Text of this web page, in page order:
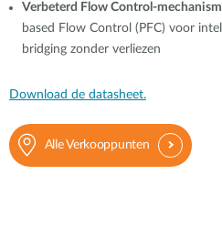
Verbeterd Flow Control-
based Flow Control (PFC) voor
bridging zonder verliezen
Download de datasheet.
Alle Verkooppunten